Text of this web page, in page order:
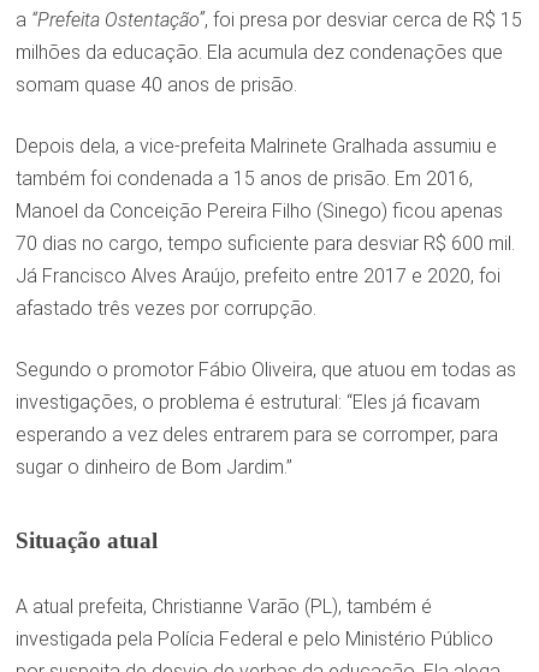
a “Prefeita Ostentação”, foi presa por desviar cerca de R$ 15
milhões da educação. Ela acumula dez condenações que
somam quase 40 anos de prisão.
Depois dela, a vice-prefeita Malrinete Gralhada assumiu e
também foi condenada a 15 anos de prisão. Em 2016,
Manoel da Conceição Pereira Filho (Sinego) ficou apenas
70 dias no cargo, tempo suficiente para desviar R$ 600 mil.
Já Francisco Alves Araújo, prefeito entre 2017 e 2020, foi
afastado três vezes por corrupção.
Segundo o promotor Fábio Oliveira, que atuou em todas as
investigações, o problema é estrutural: “Eles já ficavam
esperando a vez deles entrarem para se corromper, para
sugar o dinheiro de Bom Jardim.”
Situação atual
A atual prefeita, Christianne Varão (PL), também é
investigada pela Polícia Federal e pelo Ministério Público